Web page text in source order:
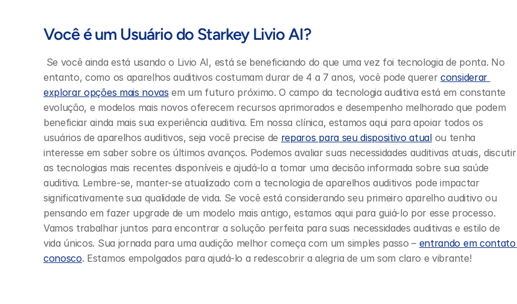
Você é um Usuário do Starkey Livio AI?
entanto, como os aparelhos auditivos costumam durar de 4 a 7 anos, você pode querer considerar
explorar opções mais novas em um futuro próximo. O campo da tecnologia auditiva está em constante
evolução, e modelos mais novos oferecem recursos aprimorados e desempenho melhorado que podem
beneficiar ainda mais sua experiência auditiva. Em nossa clínica, estamos aqui para apoiar todos os
usuários de aparelhos auditivos, seja você precise de reparos para seu dispositivo atual ou tenha
interesse em saber sobre os últimos avanços. Podemos avaliar suas necessidades auditivas atuais, discutir
as tecnologias mais recentes disponíveis e ajudá-lo a tomar uma decisão informada sobre sua saúde
auditiva. Lembre-se, manter-se atualizado com a tecnologia de aparelhos auditivos pode impactar
significativamente sua qualidade de vida. Se você está considerando seu primeiro aparelho auditivo ou
pensando em fazer upgrade de um modelo mais antigo, estamos aqui para guiá-lo por esse processo.
Vamos trabalhar juntos para encontrar a solução perfeita para suas necessidades auditivas e estilo de
vida únicos. Sua jornada para uma audição melhor começa com um simples passo – entrando em contato
conosco. Estamos empolgados para ajudá-lo a redescobrir a alegria de um som claro e vibrante!